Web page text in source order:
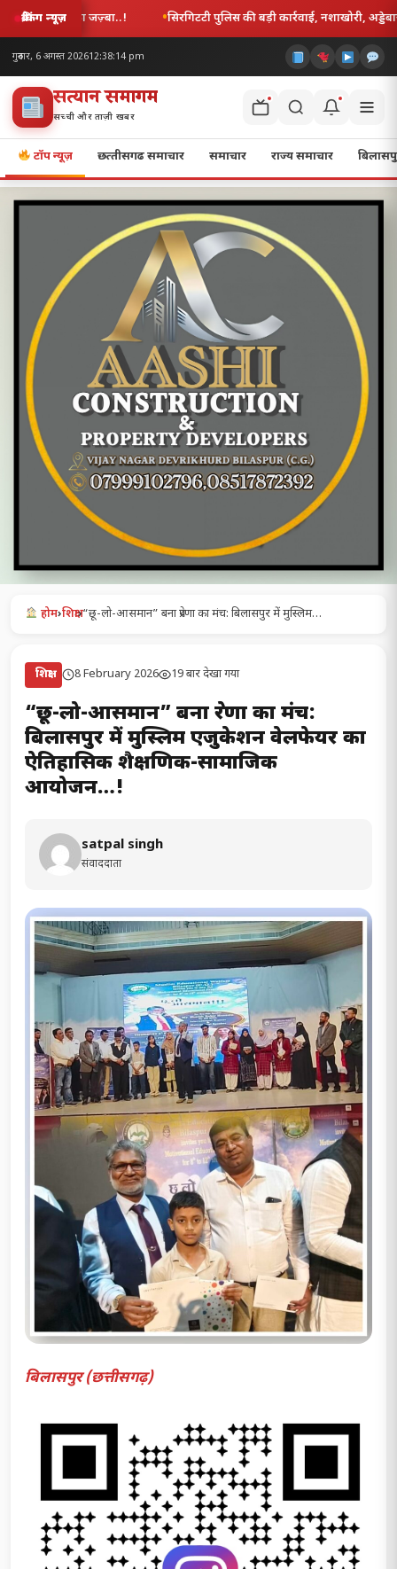
ब्रेकिंग न्यूज़
की बड़ी कार्रवाई, नशाखोरी, अड्डेबाजी और लड़ाई-झगड़ा करने वाले 11 आरोपी
गुरुवार, 6 अगस्त 202612:38:15 pm
सत्यज्ञान समागम
सच्ची और ताज़ी खबर
टॉप न्यूज़ छत्‍तीसगढ समाचार समाचार राज्य समाचार
होम›शिक्षा›“छू-लो-आसमान” बना प्रेरणा का मंच: बिलासपुर में मुस्लिम…
शिक्षा 8 February 2026 19 बार देखा गया
“छू-लो-आसमान” बना प्रेरणा का मंच:
बिलासपुर में मुस्लिम एजुकेशन वेलफेयर का
ऐतिहासिक शैक्षणिक-सामाजिक
आयोजन…!
satpal singh
संवाददाता
बिलासपुर (छत्तीसगढ़)